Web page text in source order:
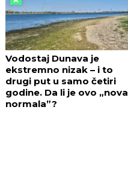
Vodostaj Dunava je
ekstremno nizak – i to
drugi put u samo četiri
godine. Da li je ovo „nova
normala”?